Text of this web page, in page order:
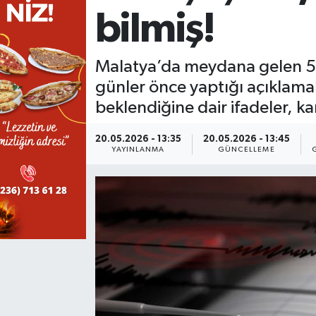
bilmiş!
Malatya’da meydana gelen
günler önce yaptığı
beklendiğine dair ifadeler,
20.05.2026 - 13:35
YAYINLANMA
20.05.2026 - 13:45
GÜNCELLEME
KÜLTÜR SANAT
YAŞAM
LIFE
SARIGÖL
SARUHANLI
SELENDİ
KIRKAĞAÇ
GÖRDES
KÖPRÜBAŞI
KULA
SALİHLİ
SARIGÖL
SELENDİ
TURGUTLU
EKONOMİ
EĞİTİM
KÜLTÜR SANAT
SPOR
BİLİM VE TEKNOLOJİ
MANİSA'NIN YÖRESEL LEZZETLERİ